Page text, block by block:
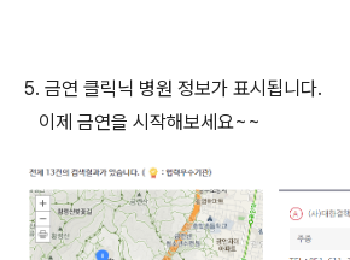
5. 금연 클릭닉 병원 정보가 표시됩니다.
이제 금연을 시작해보세요~~